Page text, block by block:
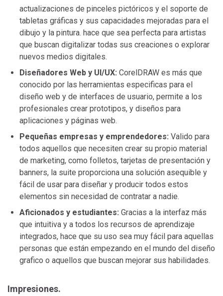
actualizaciones de pinceles pictóricos y el soporte de
tabletas gráficas y sus capacidades mejoradas para el
dibujo y la pintura. hace que sea perfecta para artistas
que buscan digitalizar todas sus creaciones o explorar
nuevos medios digitales.
Diseñadores Web y UI/UX: CorelDRAW es más que
conocido por las herramientas especificas para el
diseño web y de interfaces de usuario, permite a los
profesionales crear prototipos, y diseños para
aplicaciones y páginas web.
Pequeñas empresas y emprendedores: Valido para
todos aquellos que necesiten crear su propio material
de marketing, como folletos, tarjetas de presentación y
banners, la suite proporciona una solución asequible y
fácil de usar para diseñar y producir todos estos
elementos sin necesidad de contratar a nadie.
Aficionados y estudiantes: Gracias a la interfaz más
que intuitiva y a todos los recursos de aprendizaje
integrados, hace que su uso sea muy fácil para aquellas
personas que están empezando en el mundo del diseño
grafico o aquellos que buscan mejorar sus habilidades.
Impresiones.